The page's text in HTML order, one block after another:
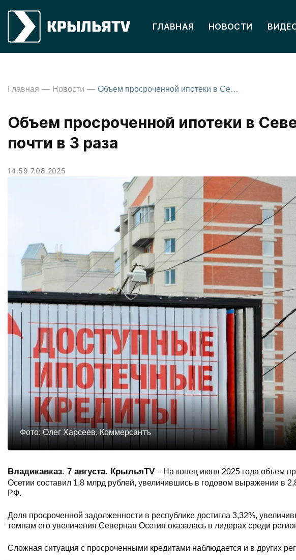
ГЛАВНАЯ НОВОСТИ
Главная Новости Объем просроченной ипотеки в Северной Осетии вырос почти в 3 раза
Объем просроченной ипотеки в
почти в 3 раза
14:59 7.08.2025
Фото: Олег Харсеев, Коммерсантъ
Владикавказ. 7 августа. КрыльяTV – На конец июня 2025 года объем
Осетии составил 1,8 млрд рублей, увеличившись в годовом выражении в
РФ.
Доля просроченной задолженности в республике достигла 3,32%,
темпам его увеличения Северная Осетия оказалась в лидерах среди
Сложная ситуация с просроченными кредитами наблюдается и в других